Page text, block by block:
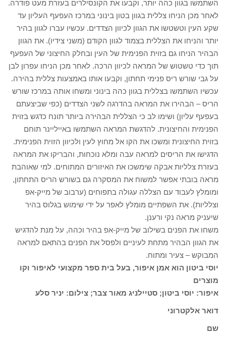
השתמשו בגוון כהה יותר, וקבעו את הקונסילרים בעזרת מעט פודרה.
לאחר מכן הניחו צללית בגוון בטון בינוני במרכז העפעף העליון עד
שקע העין וטשטשו את הגוון לכיוון הצדדים. עכשיו עברו לגוון בהיר
יותר והניחו את הצללית בצמוד לגוון הקודם (משני צידיו). את הגוון
הבהיר הניחו גם בזוית הפנימית של העין ובחלק החיצוני של העפעף
תוך כדי טשטוש של המראה לכיוון הרכה. לאחר מכן הניחו עפרון לבן
על גבי שורש ריס פנימי תחתון, וקבעו אותו באמצעות צללית בהירה.
עכשיו השתמשו בצללית בגוון כהה בינוני ומשחו אותה במרכז שורש
הריס – הבהירו את המראה בהדרגה לשני הצדדים (כפי שביצעתם
בעפעף עליון) ושימו לב כי הצללית הבהירה ביותר תונח כדגש בזוית
הפנימית והחיצונית. להדגשת המראה השתמשו באייליינר תוחם
בזוית החיצונית ומשכו את הקו אל מחוץ לעין ולכיוון הזוית הפנימית.
הדגישו את הריסים למראה עבה ומלא נוכחות, והבריקו את המראה
בעזרת צלליות אבקה שימשכו את האיזורים המתוחים. למי שאוהבת
מראה בובתי אפשר למשוח את המסקרה גם בשורש הריס התחתון,
ומומלץ לעבוד עם הצללה עגולה בתפוחים (ערבוב של מייק-אפ
וצלליות). את השפתיים מומלץ לאפר על ידי שימוש בגלוס בהיר
שיעניק מראה נקי ורענן.
משחו את הפנים בשילוב של מייק-אפ בהיר וכהה, על מנת להדגיש
את הגוון הבהיר מתחת לעיניים ולפסל את הפנים בהתאם למראה
המבוקש – צעיר ומתוח.
יוסי ביטון הוא אמן איפור, בעל בית ספר מקצועי לאיפור וקו
מוצרים
איפור: יוסי ביטון; סטיילניג מאור צבר; צילום: יניר סלע
דואר אלקטרוני
שם